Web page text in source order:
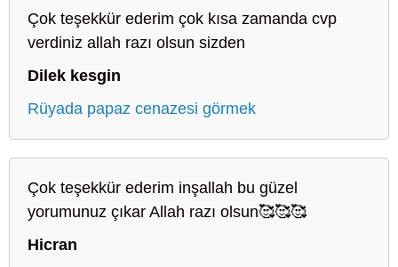
Çok teşekkür ederim çok kısa zamanda cvp
verdiniz allah razı olsun sizden
Dilek kesgin
Rüyada papaz cenazesi görmek
Çok teşekkür ederim inşallah bu güzel
yorumunuz çıkar Allah razı olsun🥰🥰🥰
Hicran